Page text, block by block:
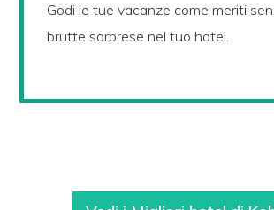
Godi le tue vacanze come meriti
brutte sorprese nel tuo hotel.